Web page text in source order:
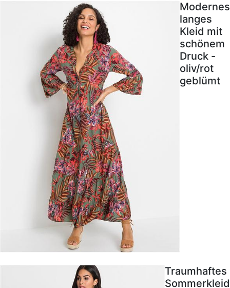
Modernes
langes
Kleid mit
schönem
Druck -
oliv/rot
geblümt
Traumhaftes
Sommerkleid